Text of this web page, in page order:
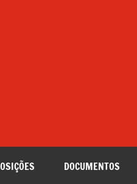
DOCUMENTOS